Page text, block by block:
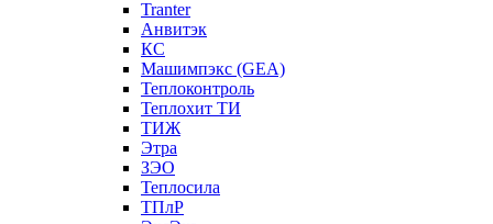
Tranter
Анвитэк
КС
Машимпэкс (GEA)
Теплоконтроль
Теплохит ТИ
ТИЖ
Этра
ЗЭО
Теплосила
ТПлР